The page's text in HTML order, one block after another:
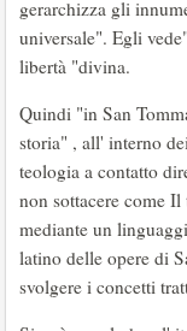
gerarchizza gli
universale". Egli
libertà "divina.
Quindi "in San
storia" , all' interno
teologia a contatto
non sottacere come
mediante un
latino delle opere di
svolgere i concetti